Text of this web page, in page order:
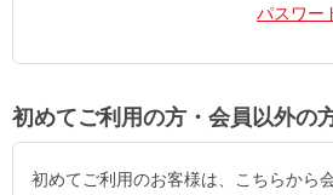
パスワー
初めてご利用の方・会員以外の
初めてご利用のお客様は、こちらから